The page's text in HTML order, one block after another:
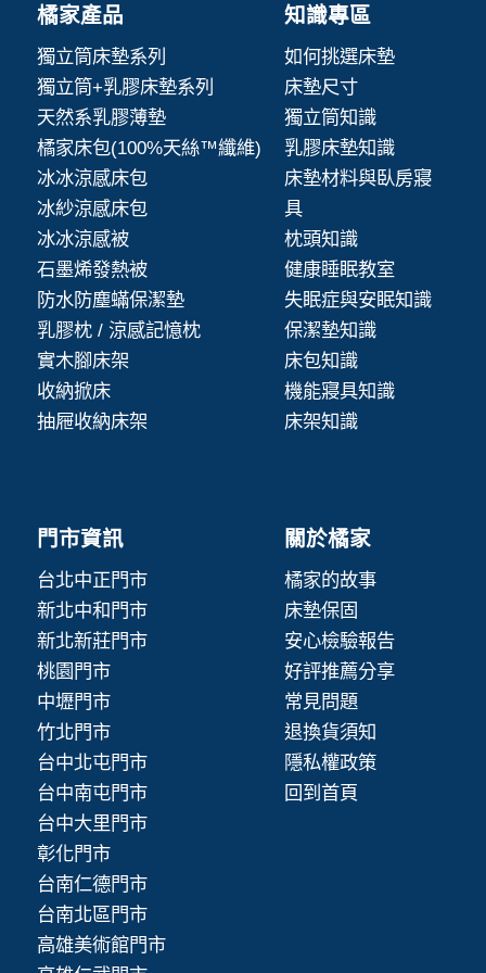
橘家產品
獨立筒床墊系列
獨立筒+乳膠床墊系列
天然系乳膠薄墊
橘家床包(100%天絲™纖維)
冰冰涼感床包
冰紗涼感床包
冰冰涼感被
石墨烯發熱被
防水防塵蟎保潔墊
乳膠枕 / 涼感記憶枕
實木腳床架
收納掀床
抽屜收納床架
知識專區
如何挑選床墊
床墊尺寸
獨立筒知識
乳膠床墊知識
床墊材料與臥房寢
具
枕頭知識
健康睡眠教室
失眠症與安眠知識
保潔墊知識
床包知識
機能寢具知識
床架知識
門市資訊
台北中正門市
新北中和門市
新北新莊門市
桃園門市
中壢門市
竹北門市
台中北屯門市
台中南屯門市
台中大里門市
彰化門市
台南仁德門市
台南北區門市
高雄美術館門市
關於橘家
橘家的故事
床墊保固
安心檢驗報告
好評推薦分享
常見問題
退換貨須知
隱私權政策
回到首頁